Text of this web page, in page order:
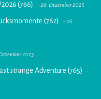
(766) 26. Dezember 2025
(762) 26.
2025
strange Adventure (765)